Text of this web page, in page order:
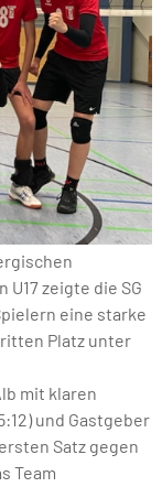
zeigte die SG
eine starke
Platz unter
mit klaren
und Gastgeber
Satz gegen
Team